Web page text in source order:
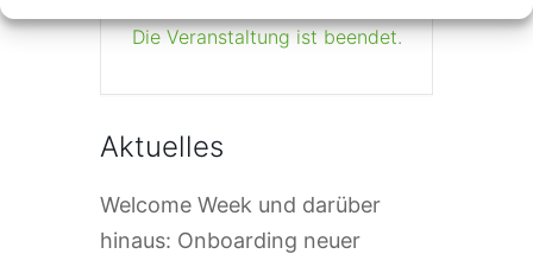
Die Veranstaltung ist beendet.
Aktuelles
Welcome Week und darüber
hinaus: Onboarding neuer